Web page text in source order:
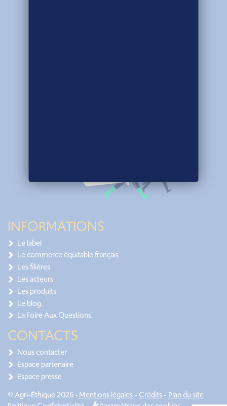
INFORMATIONS
Le label
Le commerce équitable français
Les filières
Les acteurs
Les produits
Le blog
La Foire Aux Questions
CONTACTS
Nous contacter
Espace partenaire
Espace presse
© Agri-Éthique 2026 •Mentions légales- Crédits- Plan du site